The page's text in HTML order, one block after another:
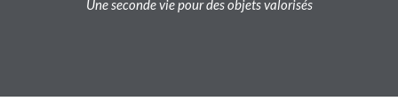
Une seconde vie pour des objets valorisés